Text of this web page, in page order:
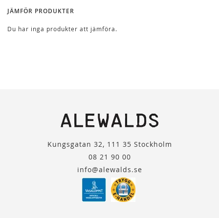
JÄMFÖR PRODUKTER
Du har inga produkter att jämföra.
Kungsgatan 32, 111 35 Stockholm
08 21 90 00
info@alewalds.se